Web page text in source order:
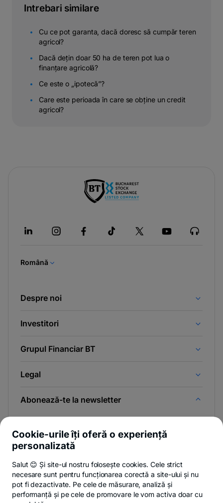
Intrebari similare
Cu ce pot garanta, dacă doresc să cumpăr teren
agricol?
Dacă dețin doar 50 ha de teren pot lua o
finanțare agricolă?
Ce este o „ipotecă”?
Care este perioada în care se obține un credit
agricol?
a
Română
Despre noi
Investitori
Grupul Financiar BT
Legal
Abonează-te la newsletter
Poți renunța oricând,vezi detalii-
opens
in
a
.
Privacy Hub - opens in a new tab
Politica de confidențialitate- opens in a new
Politica de cookies
Cookie-urile îți oferă o experiență
personalizată
Salut 😊 Și site-ul nostru folosește cookies. Cele strict
necesare sunt pentru funcționarea corectă a site-ului și nu
pot fi dezactivate. Pe cele de măsurare, analiză și
performanță și pe cele de promovare le vom activa doar cu